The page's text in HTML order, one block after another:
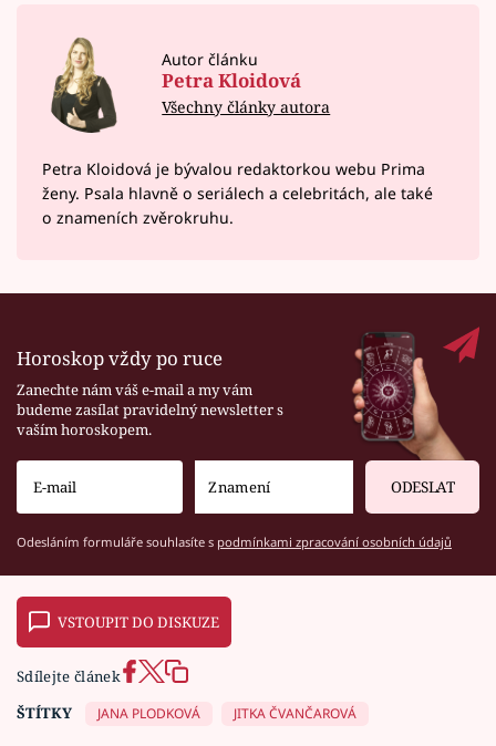
Autor článku
Petra Kloidová
Všechny články autora
Petra Kloidová je bývalou redaktorkou webu Prima
ženy. Psala hlavně o seriálech a celebritách, ale také
o znameních zvěrokruhu.
Horoskop vždy po ruce
Zanechte nám váš e-mail a my vám
budeme zasílat pravidelný newsletter s
vaším horoskopem.
ODESLAT
Odesláním formuláře souhlasíte s podmínkami zpracování osobních údajů
VSTOUPIT DO DISKUZE
Sdílejte článek
ŠTÍTKY
JANA PLODKOVÁ JITKA ČVANČAROVÁ